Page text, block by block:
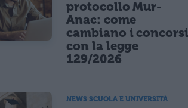
protocollo Mur-
Anac: come
cambiano i
con la legge
129/2026
NEWS SCUOLA E UNIVERSITÀ